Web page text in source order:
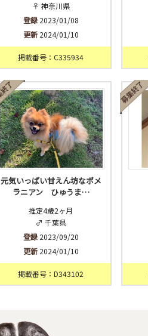
♀ 神奈川県
登録2023/01/08
更新2024/01/10
掲載番号：C335934
元気いっぱい甘えん坊なポメ
ラニアン ひゅうま…
推定4歳2ヶ月
♂ 千葉県
登録2023/09/20
更新2024/01/10
掲載番号：D343102